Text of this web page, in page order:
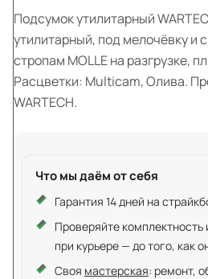
Подсумок утилитарный
утилитарный, под мелочёвку и
стропам MOLLE на разгрузке,
Расцветки: Multicam, Олива.
WARTECH.
Что мы даём от себя
Гарантия 14 дней на
Проверяйте комплектность
при курьере — до того, как
Своя мастерская: ремонт,